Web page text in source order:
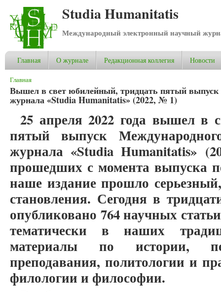
Studia Humanitatis
Международный электронный научный
Главная О журнале Редакционная коллегия Новости
Вы здесь
Главная
Вышел в свет юбилейный, тридцать пятый выпуск
журнала «Studia Humanitatis» (2022, № 1)
25 апреля 2022 года вышел в
пятый выпуск
журнала «Studia Humanitatis»
прошедших с момента выпуска
наше издание прошло
становления. Сегодня в
опубликовано 764 научных
тематически в наших
материалы по истории,
преподавания, политологии и
филологии и философии.